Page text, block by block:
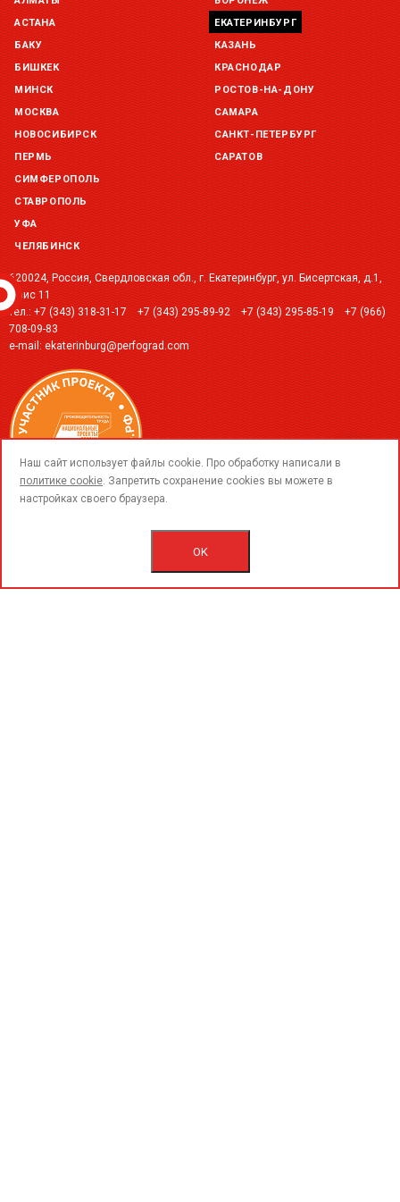
Склад Екатеринбург (г. Екатеринбург, ул. Бисертская, д.1)
остаток:под заказ
Склад Казань (г. Казань, ул. Родины, д. 2)
остаток:под заказ
Склад Краснодар (г. Краснодар, ул. Троицкая, 137 )
остаток:под заказ
Склад Уфа (г. Уфа, ул. Центральная, д. 19Б )
остаток:под заказ
АСТАНА
БАКУ
БИШКЕК
ЕКАТЕРИНБУРГ
КАЗАНЬ
КРАСНОДАР
МИНСК
МОСКВА
НОВОСИБИРСК
ПЕРМЬ
РОСТОВ-НА-ДОНУ
САМАРА
САНКТ-ПЕТЕРБУРГ
САРАТОВ
СИМФЕРОПОЛЬ
СТАВРОПОЛЬ
УФА
ЧЕЛЯБИНСК
620024, Россия, Свердловская обл., г. Екатеринбург, ул. Бисертская, д.1,
офис 11
тел.:+7 (343) 318-31-17 +7 (343) 295-89-92 +7 (343) 295-85-19
+7 (966)
708-09-83
e-mail:ekaterinburg@perfograd.com
© 2015-2026 ООО «ПерфоГрад».
call
Наш сайт использует файлы cookie. Про обработку написали в
политике cookie. Запретить сохранение cookies вы можете в
настройках своего браузера.
OK